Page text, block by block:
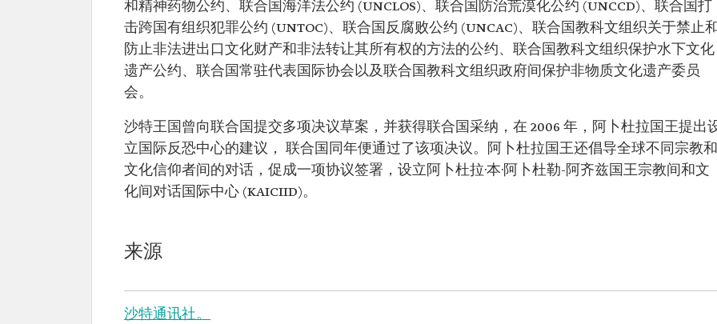
和精神药物公约、联合国海洋法公约 (UNCLOS)、联合国防治荒漠化公约 (UNCCD)、联合国打
击跨国有组织犯罪公约 (UNTOC)、联合国反腐败公约 (UNCAC)、联合国教科文组织关于禁止
防止非法进出口文化财产和非法转让其所有权的方法的公约、联合国教科文组织保护水下文化
遗产公约、联合国常驻代表国际协会以及联合国教科文组织政府间保护非物质文化遗产委员
会。
沙特王国曾向联合国提交多项决议草案，并获得联合国采纳，在 2006 年，阿卜杜拉国王提出
立国际反恐中心的建议， 联合国同年便通过了该项决议。阿卜杜拉国王还倡导全球不同宗教和
文化信仰者间的对话，促成一项协议签署，设立阿卜杜拉·本·阿卜杜勒-阿齐兹国王宗教间和文
化间对话国际中心 (KAICIID)。
来源
沙特通讯社。